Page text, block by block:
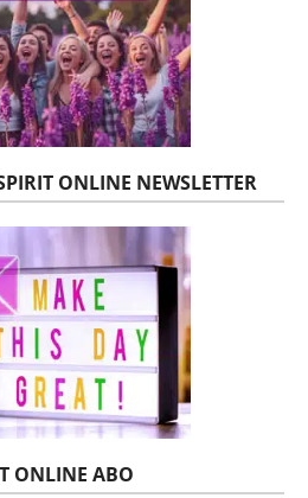
ONLINE NEWSLETTER
ONLINE ABO